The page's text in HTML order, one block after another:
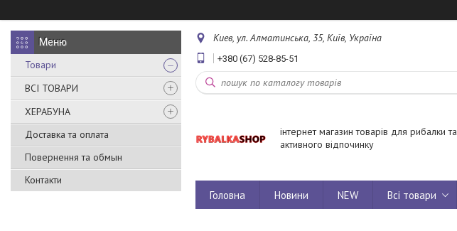
Товари
ВСІ ТОВАРИ
ХЕРАБУНА
Доставка та оплата
Повернення та обмын
Контакти
Киев, ул. Алматинська, 35, Київ, Україна
+380 (67) 528-85-51
інтернет магазин товарів для рибалки та
активного відпочинку
Головна Новини NEW Всі товари